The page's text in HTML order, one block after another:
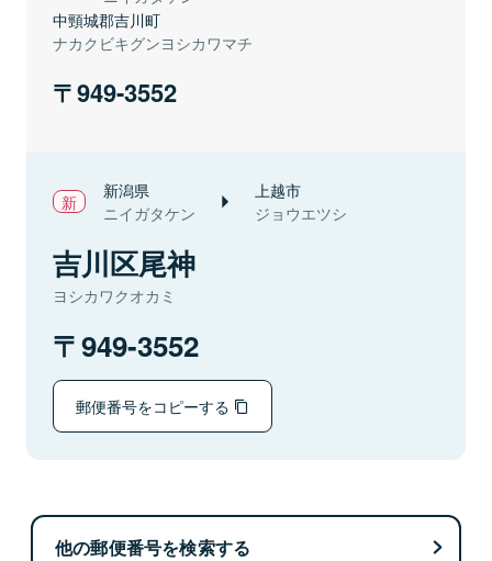
中頸城郡吉川町
ナカクビキグンヨシカワマチ
949-3552
新潟県
ニイガタケン
上越市
ジョウエツシ
吉川区尾神
ヨシカワクオカミ
949-3552
郵便番号をコピーする
他の郵便番号を検索する